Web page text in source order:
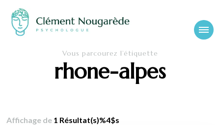
Cabinet-
psychologue-
Clément Nougarède – Psychologue clinicien et psychothérapeute
Vous parcourez l’étiquette
rhone-alpes
Affichage de 1 Résultat(s)%4$s